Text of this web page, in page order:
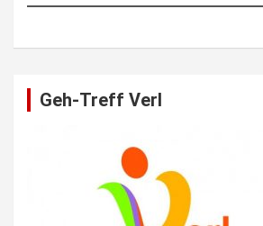
Geh-Treff Verl